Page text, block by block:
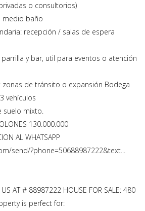
o consultorios)
medio baño
recepción / salas de espera
y bar, util para eventos o atención
de tránsito o expansión Bodega
vehículos
suelo mixto.
130.000.000
AL WHATSAPP
send/?phone=50688987222&text...
AT # 88987222 HOUSE FOR SALE: 480
is perfect for: